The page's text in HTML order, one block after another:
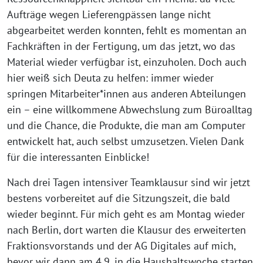
Aufträge wegen Lieferengpässen lange nicht
abgearbeitet werden konnten, fehlt es momentan an
Fachkräften in der Fertigung, um das jetzt, wo das
Material wieder verfügbar ist, einzuholen. Doch auch
hier weiß sich Deuta zu helfen: immer wieder
springen Mitarbeiter*innen aus anderen Abteilungen
ein – eine willkommene Abwechslung zum Büroalltag
und die Chance, die Produkte, die man am Computer
entwickelt hat, auch selbst umzusetzen. Vielen Dank
für die interessanten Einblicke!
Nach drei Tagen intensiver Teamklausur sind wir jetzt
bestens vorbereitet auf die Sitzungszeit, die bald
wieder beginnt. Für mich geht es am Montag wieder
nach Berlin, dort warten die Klausur des erweiterten
Fraktionsvorstands und der AG Digitales auf mich,